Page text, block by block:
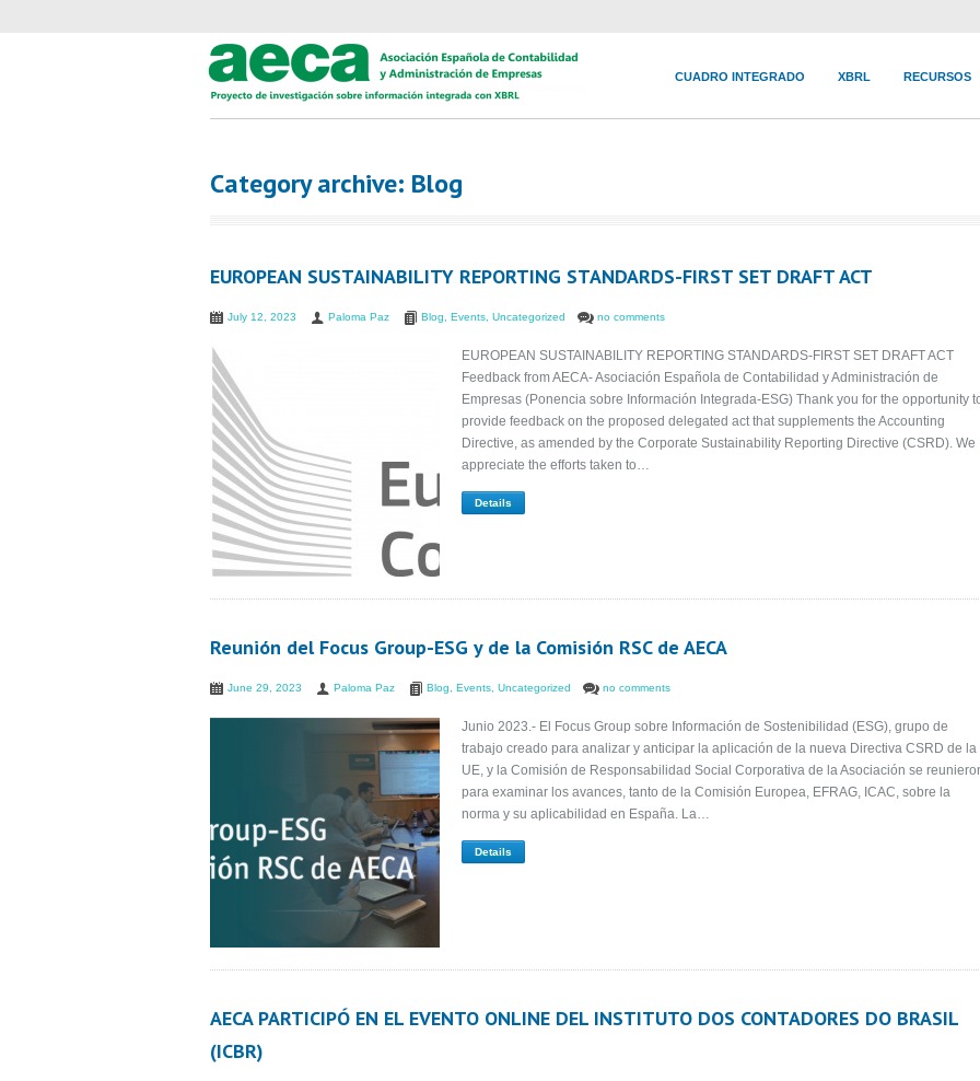
CUADRO INTEGRADO XBRL RECURSOS
Category archive: Blog
EUROPEAN SUSTAINABILITY REPORTING STANDARDS-FIRST SET DRAFT ACT
July 12, 2023 Paloma Paz Blog Events Uncategorized no comments
EUROPEAN SUSTAINABILITY REPORTING STANDARDS-FIRST SET DRAFT ACT
Feedback from AECA- Asociación Española de Contabilidad y Administración de
Empresas (Ponencia sobre Información Integrada-ESG) Thank you for the opportunity
provide feedback on the proposed delegated act that supplements the Accounting
Directive, as amended by the Corporate Sustainability Reporting Directive (CSRD). We
appreciate the efforts taken to…
Details
Reunión del Focus Group-ESG y de la Comisión RSC de AECA
June 29, 2023 Paloma Paz Blog Events Uncategorized no comments
Junio 2023.- El Focus Group sobre Información de Sostenibilidad (ESG), grupo de
trabajo creado para analizar y anticipar la aplicación de la nueva Directiva CSRD de la
UE, y la Comisión de Responsabilidad Social Corporativa de la Asociación se
para examinar los avances, tanto de la Comisión Europea, EFRAG, ICAC, sobre la
norma y su aplicabilidad en España. La…
Details
AECA PARTICIPÓ EN EL EVENTO ONLINE DEL INSTITUTO DOS CONTADORES DO BRASIL
(ICBR)